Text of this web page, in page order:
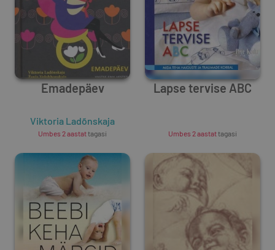
Emadepäev
Viktoria Ladõnskaja
Umbes 2 aastattagasi
Lapse tervise ABC
Umbes 2 aastattagasi